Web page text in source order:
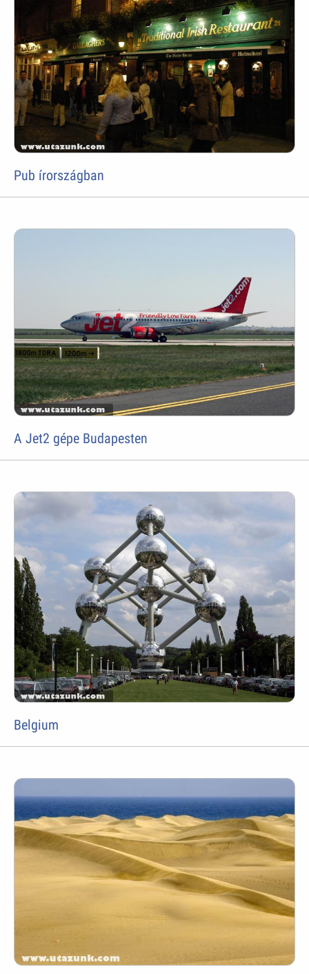
Pub írországban
A Jet2 gépe Budapesten
Belgium